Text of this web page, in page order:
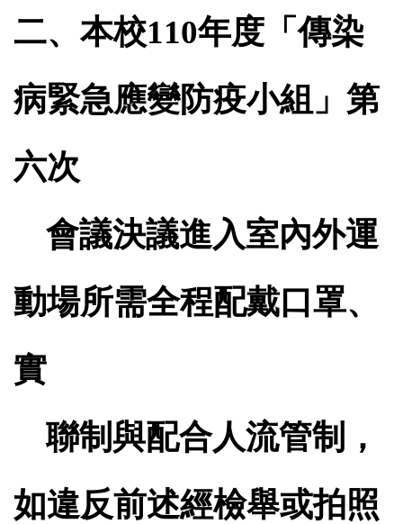
二、本校110年度「傳染
病緊急應變防疫小組」第
六次
會議決議進入室內外運
動場所需全程配戴口罩、
實
聯制與配合人流管制，
如違反前述經檢舉或拍照